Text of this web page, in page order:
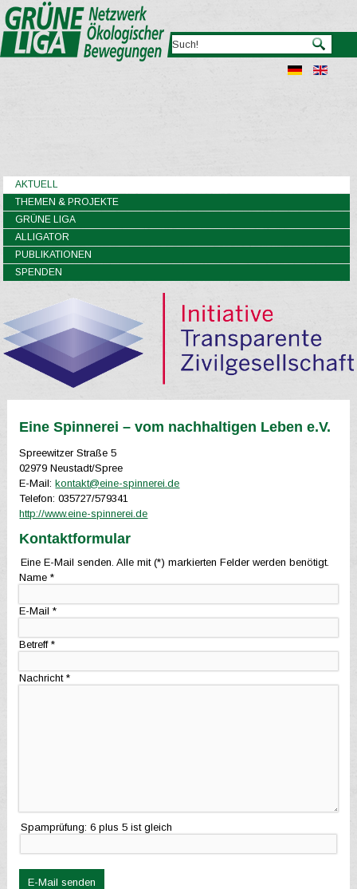
AKTUELL
THEMEN & PROJEKTE
GRÜNE LIGA
ALLIGATOR
PUBLIKATIONEN
SPENDEN
Eine Spinnerei – vom nachhaltigen Leben e.V.
Spreewitzer Straße 5
02979 Neustadt/Spree
E-Mail:kontakt@eine-spinnerei.de
Telefon:035727/579341
http://www.eine-spinnerei.de
Kontaktformular
Eine E-Mail senden. Alle mit (*) markierten Felder werden benötigt.
Name *
E-Mail *
Betreff*
Nachricht*
Spamprüfung: 6 plus 5 ist gleich
E-Mail senden